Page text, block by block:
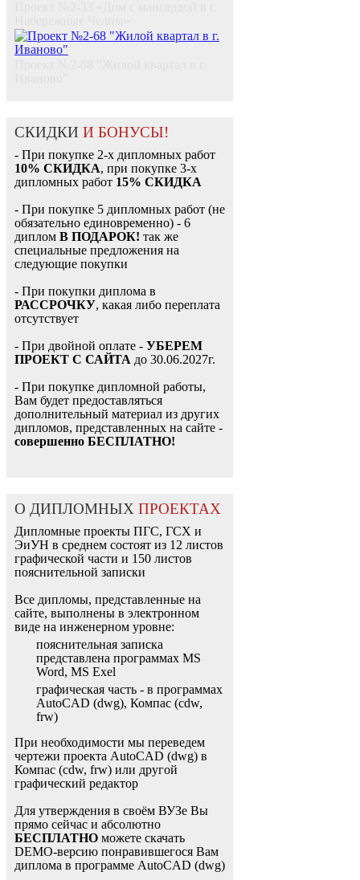
СКИДКИ И БОНУСЫ!
- При покупке 2-х дипломных работ
10% СКИДКА, при покупке 3-х
дипломных работ 15% СКИДКА
- При покупке 5 дипломных работ (не
обязательно единовременно) - 6
диплом В ПОДАРОК! так же
специальные предложения на
следующие покупки
- При покупки диплома в
РАССРОЧКУ, какая либо переплата
отсутствует
- При двойной оплате - УБЕРЕМ
ПРОЕКТ С САЙТА до 30.06.2027г.
- При покупке дипломной работы,
Вам будет предоставляться
дополнительный материал из других
дипломов, представленных на сайте -
совершенно БЕСПЛАТНО!
О ДИПЛОМНЫХ ПРОЕКТАХ
Дипломные проекты ПГС, ГСХ и
ЭиУН в среднем состоят из 12 листов
графической части и 150 листов
пояснительной записки
Все дипломы, представленные на
сайте, выполнены в электронном
виде на инженерном уровне:
пояснительная записка
представлена программах MS
Word, MS Exel
графическая часть - в программах
AutoCAD (dwg), Компас (cdw,
frw)
При необходимости мы переведем
чертежи проекта AutoCAD (dwg) в
Компас (cdw, frw) или другой
графический редактор
Для утверждения в своём ВУЗе Вы
прямо сейчас и абсолютно
БЕСПЛАТНО можете скачать
DEMO-версию понравившегося Вам
диплома в программе AutoCAD (dwg)